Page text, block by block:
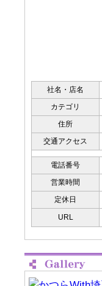
社名・店名
カテゴリ
住所
交通アクセス
電話番号
営業時間
定休日
URL